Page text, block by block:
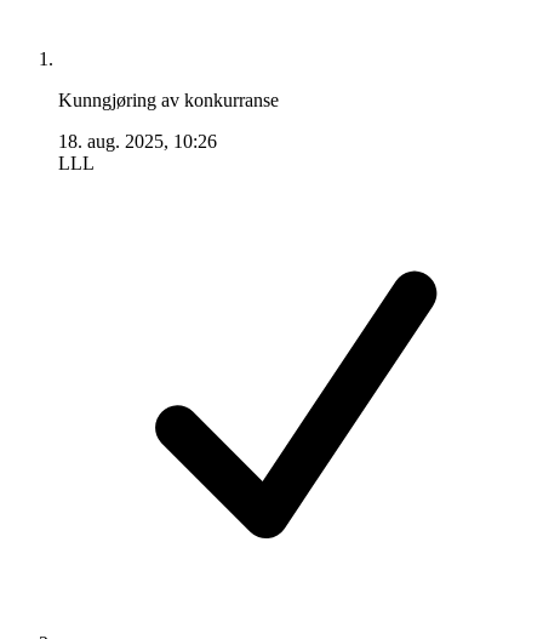
Kunngjøring av konkurranse
18. aug. 2025, 10:26
LLL